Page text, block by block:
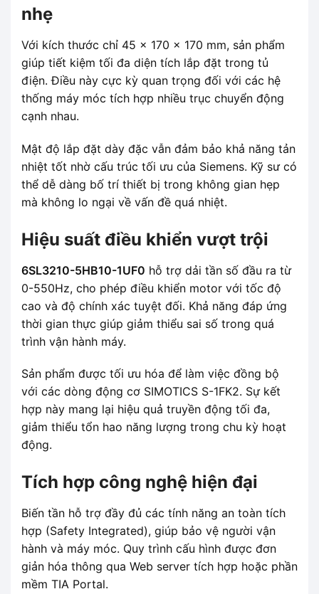
nhẹ
Với kích thước chỉ 45 x 170 x 170 mm, sản phẩm
giúp tiết kiệm tối đa diện tích lắp đặt trong tủ
điện. Điều này cực kỳ quan trọng đối với các hệ
thống máy móc tích hợp nhiều trục chuyển động
cạnh nhau.
Mật độ lắp đặt dày đặc vẫn đảm bảo khả năng tản
nhiệt tốt nhờ cấu trúc tối ưu của Siemens. Kỹ sư có
thể dễ dàng bố trí thiết bị trong không gian hẹp
mà không lo ngại về vấn đề quá nhiệt.
Hiệu suất điều khiển vượt trội
6SL3210-5HB10-1UF0 hỗ trợ dải tần số đầu ra từ
0-550Hz, cho phép điều khiển motor với tốc độ
cao và độ chính xác tuyệt đối. Khả năng đáp ứng
thời gian thực giúp giảm thiểu sai số trong quá
trình vận hành máy.
Sản phẩm được tối ưu hóa để làm việc đồng bộ
với các dòng động cơ SIMOTICS S-1FK2. Sự kết
hợp này mang lại hiệu quả truyền động tối đa,
giảm thiểu tổn hao năng lượng trong chu kỳ hoạt
động.
Tích hợp công nghệ hiện đại
Biến tần hỗ trợ đầy đủ các tính năng an toàn tích
hợp (Safety Integrated), giúp bảo vệ người vận
hành và máy móc. Quy trình cấu hình được đơn
giản hóa thông qua Web server tích hợp hoặc phần
mềm TIA Portal.